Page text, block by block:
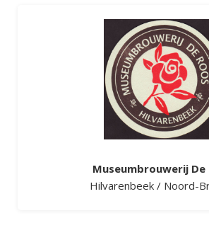
Museumbrouwerij De
Hilvarenbeek/ Noord-